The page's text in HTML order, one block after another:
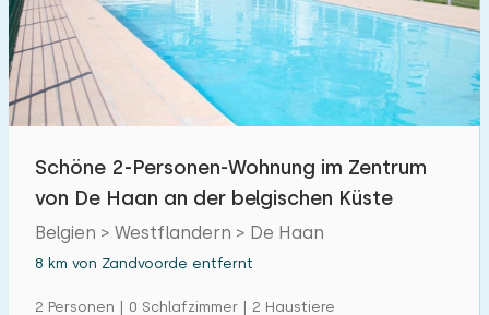
Schwimmbad
Eingezäunter Garten
Haustierfrei
Ladestation Auto
Budget
Schöne 2-Personen-Wohnung im Zentrum
von De Haan an der belgischen Küste
Belgien > Westflandern > De Haan
8 km von Zandvoorde entfernt
2 Personen | 0 Schlafzimmer | 2 Haustiere